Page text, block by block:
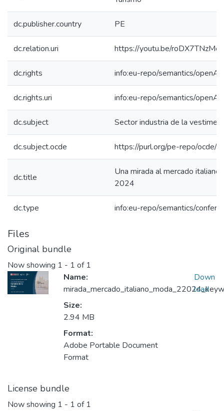
dc.publisher.country PE
dc.relation.uri https://youtu.be/roDX7TNzMoY
dc.rights info:eu-repo/semantics/
dc.rights.uri info:eu-repo/semantics/
dc.subject Sector industria de la
dc.subject.ocde https://purl.org/pe-repo/ocde/
dc.title
Una mirada al mercado
2024
dc.type info:eu-repo/semantics/
Files
Original bundle
Now showing 1 - 1 of 1
Name:
Size:
2.94 MB
Format:
Adobe Portable Document
Format
Down
load
License bundle
Now showing 1 - 1 of 1